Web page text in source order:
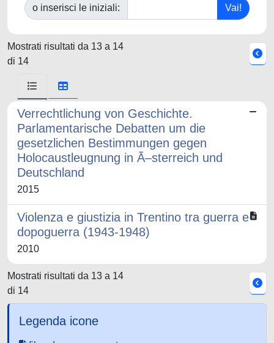
o inserisci le iniziali:
Mostrati risultati da 13 a 14
di 14
Verrechtlichung von Geschichte.
Parlamentarische Debatten um die
gesetzlichen Bestimmungen gegen
Holocaustleugnung in Ã–sterreich und
Deutschland
2015
Violenza e giustizia in Trentino tra guerra e
dopoguerra (1943-1948)
2010
Mostrati risultati da 13 a 14
di 14
Legenda icone